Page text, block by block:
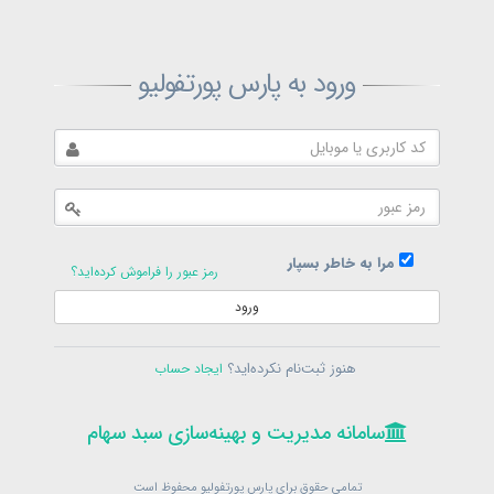
ورود به پارس پورتفولیو
مرا به خاطر بسپار
رمز عبور را فراموش کرده‌اید؟
ورود
هنوز ثبت‌نام نکرده‌اید؟ ایجاد حساب
سامانه مدیریت و بهینه‌سازی سبد سهام
تمامی حقوق برای پارس پورتفولیو محفوظ است
ثبت‌نام پارس پورتفولیو
ثبت‌نام
در حال حاضر عضو هستید؟فرم ورود
سامانه مدیریت و بهینه‌سازی سبد سهام
بازیابی رمز پارس پورتفولیو
در حال حاضر عضو هستید؟
سامانه مدیریت و بهینه‌سازی سبد سهام
تمامی حقوق برای پارس پورتفولیو محفوظ است